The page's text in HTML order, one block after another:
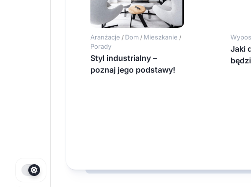
Aranżacje / Dom / Mieszkanie /
Porady
Styl industrialny –
poznaj jego podstawy!
Jaki